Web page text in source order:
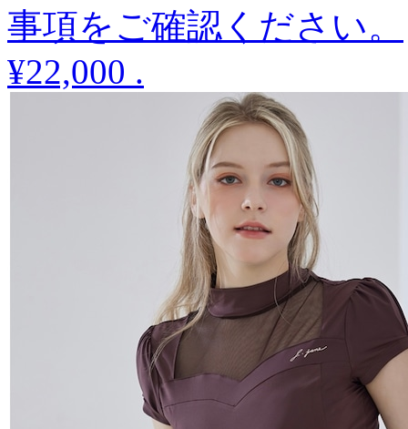
事項をご確認ください。
¥22,000 .